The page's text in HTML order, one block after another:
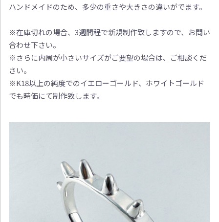
ハンドメイドのため、多少の重さや大きさの違いがでます。
※在庫切れの場合、3週間程で新規制作致しますので、お問い
合わせ下さい。
※さらに内周が小さいサイズがご要望の場合は、ご相談くだ
さい。
※K18以上の純度でのイエローゴールド、ホワイトゴールド
でも時価にて制作致します。